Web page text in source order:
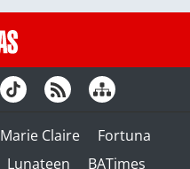
Marie Claire
Fortuna
Lunateen BATimes